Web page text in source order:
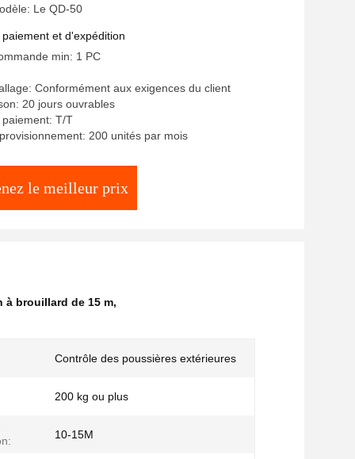
Le QD-50
et d'expédition
min: 1 PC
Conformément aux exigences du client
20 jours ouvrables
T/T
200 unités par mois
le meilleur prix
à brouillard de 15 m,
Contrôle des poussières extérieures
200 kg ou plus
10-15M